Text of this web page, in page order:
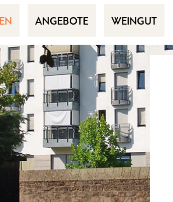
ANGEBOTE WEINGUT